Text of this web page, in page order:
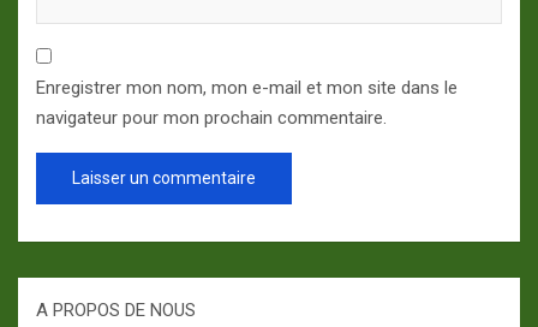
Enregistrer mon nom, mon e-mail et mon site dans le
navigateur pour mon prochain commentaire.
A PROPOS DE NOUS